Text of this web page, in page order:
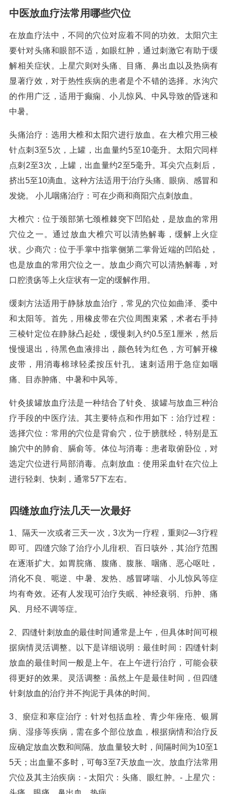
中医放血疗法常用哪些穴位
在放血疗法中，不同的穴位对应着不同的功效。太阳穴主
要针对头痛和眼部不适，如眼红肿，通过刺激它有助于缓
解相关症状。上星穴则对头痛、目痛、鼻出血以及热病有
显著疗效，对于热性疾病的患者是个不错的选择。水沟穴
的作用广泛，适用于癫痫、小儿惊风、中风导致的昏迷和
中暑。
头痛治疗：选用大椎和太阳穴进行放血。在大椎穴用三棱
针点刺3至5次，上罐，出血量约5至10毫升。太阳穴同样
点刺2至3次，上罐，出血量约2至5毫升。耳尖穴点刺后，
挤出5至10滴血。这种方法适用于治疗头痛、眼病、感冒和
发烧。 小儿咽痛治疗：可在少商和商阳穴点刺放血。
大椎穴：位于颈部第七颈椎棘突下凹陷处，是放血的常用
穴位之一。通过放血大椎穴可以清热解毒，缓解上火症
状。少商穴：位于手掌中指掌侧第二掌骨近端的凹陷处，
也是放血的常用穴位之一。放血少商穴可以清热解毒，对
口腔溃疡等上火症状有一定的缓解作用。
缓刺方法适用于静脉放血治疗，常见的穴位如曲泽、委中
和太阳等。首先，用橡皮带在穴位周围束紧，术者右手持
三棱针定位在静脉凸起处，缓慢刺入约0.5至1厘米，然后
慢慢退出，待黑色血液排出，颜色转为红色，方可解开橡
皮带，用消毒棉球轻柔按压针孔。速刺适用于急症如咽
痛、目赤肿痛、中暑和中风等。
针灸拔罐放血疗法是一种结合了针灸、拔罐与放血三种治
疗手段的中医疗法。其主要特点和作用如下：治疗过程：
选择穴位：常用的穴位是背俞穴，位于膀胱经，特别是五
腧穴中的肺俞、膈俞等。体位与消毒：患者取俯卧位，对
选定穴位进行局部消毒。点刺放血：使用采血针在穴位上
进行轻刺、快刺，通常57下左右。
四缝放血疗法几天一次最好
1、隔天一次或者三天一次，3次为一疗程，重则2—3疗程
即可。四缝穴除了治疗小儿疳积、百日咳外，其治疗范围
在逐渐扩大。如胃脘痛、腹痛、腹胀、咽痛、恶心呕吐，
消化不良、呃逆、中暑、发热、感冒哮喘、小儿惊风等症
均有奇效。还有人发现可治疗失眠、神经衰弱、疖肿、痛
风、月经不调等症。
2、四缝针刺放血的最佳时间通常是上午，但具体时间可根
据病情灵活调整。以下是详细说明：最佳时间：四缝针刺
放血的最佳时间一般是上午。在上午进行治疗，可能会获
得更好的效果。灵活调整：虽然上午是最佳时间，但四缝
针刺放血的治疗并不拘泥于具体的时间。
3、瘀症和寒症治疗：针对包括血栓、青少年痤疮、银屑
病、湿疹等疾病，需在多个部位放血，根据病情和治疗反
应确定放血次数和间隔。放血量较大时，间隔时间为10至1
5天；出血量不多时，可每3至7天放血一次。放血疗法常用
穴位及其主治疾病：- 太阳穴：头痛、眼红肿。- 上星穴：